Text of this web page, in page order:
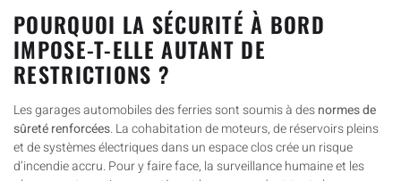
POURQUOI LA SÉCURITÉ À BORD
IMPOSE-T-ELLE AUTANT DE
RESTRICTIONS ?
Les garages automobiles des ferries sont soumis à desnormes de
sûreté renforcées. La cohabitation de moteurs, de réservoirs pleins
et de systèmes électriques dans un espace clos crée un risque
d’incendie accru. Pour y faire face, la surveillance humaine et les